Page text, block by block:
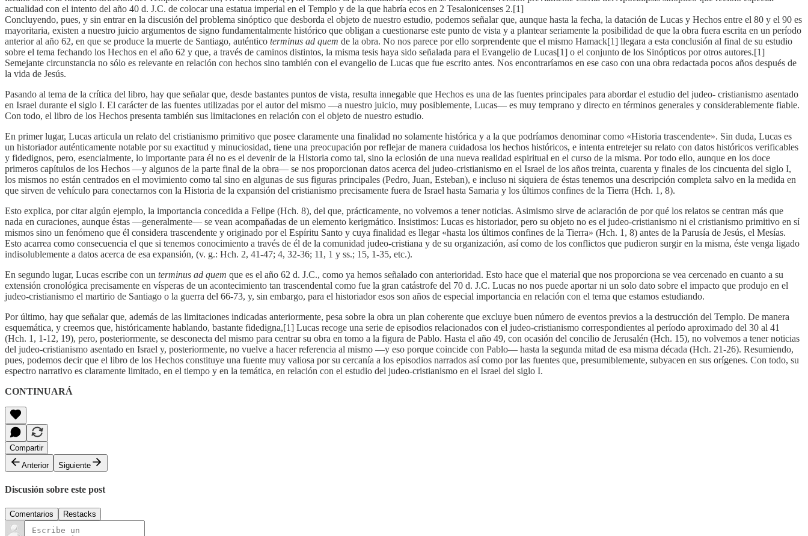
actualidad con el intento del año 40 d. J.C. de colocar una estatua imperial en el Templo y de la que habría ecos en 2 Tesalonicenses 2.[1]
Concluyendo, pues, y sin entrar en la discusión del problema sinóptico que desborda el objeto de nuestro estudio, podemos señalar que, aunque hasta la fecha, la datación de Lucas y Hechos entre el 80 y el 90 es
mayoritaria, existen a nuestro juicio argumentos de signo fundamentalmente histórico que obligan a cuestionarse este punto de vista y a plantear seriamente la posibilidad de que la obra fuera escrita en un período
anterior al año 62, en que se produce la muerte de Santiago, auténtico terminus ad quem de la obra. No nos parece por ello sorprendente que el mismo Hamack[1] llegara a esta conclusión al final de su estudio
sobre el tema fechando los Hechos en el año 62 y que, a través de caminos distintos, la misma tesis haya sido señalada para el Evangelio de Lucas[1] o el conjunto de los Sinópticos por otros autores.[1]
Semejante circunstancia no sólo es relevante en relación con hechos sino también con el evangelio de Lucas que fue escrito antes. Nos encontraríamos en ese caso con una obra redactada pocos años después de
la vida de Jesús.
Pasando al tema de la crítica del libro, hay que señalar que, desde bastantes puntos de vista, resulta innegable que Hechos es una de las fuentes principales para abordar el estudio del judeo- cristianismo asentado
en Israel durante el siglo I. El carácter de las fuentes utilizadas por el autor del mismo —a nuestro juicio, muy posiblemente, Lucas— es muy temprano y directo en términos generales y considerablemente fiable.
Con todo, el libro de los Hechos presenta también sus limitaciones en relación con el objeto de nuestro estudio.
En primer lugar, Lucas articula un relato del cristianismo primitivo que posee claramente una finalidad no solamente histórica y a la que podríamos denominar como «Historia trascendente». Sin duda, Lucas es
un historiador auténticamente notable por su exactitud y minuciosidad, tiene una preocupación por reflejar de manera cuidadosa los hechos históricos, e intenta entretejer su relato con datos históricos verificables
y fidedignos, pero, esencialmente, lo importante para él no es el devenir de la Historia como tal, sino la eclosión de una nueva realidad espiritual en el curso de la misma. Por todo ello, aunque en los doce
primeros capítulos de los Hechos —y algunos de la parte final de la obra— se nos proporcionan datos acerca del judeo-cristianismo en el Israel de los años treinta, cuarenta y finales de los cincuenta del siglo I,
los mismos no están centrados en el movimiento como tal sino en algunas de sus figuras principales (Pedro, Juan, Esteban), e incluso ni siquiera de éstas tenemos una descripción completa salvo en la medida en
que sirven de vehículo para conectarnos con la Historia de la expansión del cristianismo precisamente fuera de Israel hasta Samaria y los últimos confines de la Tierra (Hch. 1, 8).
Esto explica, por citar algún ejemplo, la importancia concedida a Felipe (Hch. 8), del que, prácticamente, no volvemos a tener noticias. Asimismo sirve de aclaración de por qué los relatos se centran más que
nada en curaciones, aunque éstas —generalmente— se vean acompañadas de un elemento kerigmático. Insistimos: Lucas es historiador, pero su objeto no es el judeo-cristianismo ni el cristianismo primitivo en sí
mismos sino un fenómeno que él considera trascendente y originado por el Espíritu Santo y cuya finalidad es llegar «hasta los últimos confines de la Tierra» (Hch. 1, 8) antes de la Parusía de Jesús, el Mesías.
Esto acarrea como consecuencia el que si tenemos conocimiento a través de él de la comunidad judeo-cristiana y de su organización, así como de los conflictos que pudieron surgir en la misma, éste venga ligado
indisolublemente a datos acerca de esa expansión, (v. g.: Hch. 2, 41-47; 4, 32-36; 11, 1 y ss.; 15, 1-35, etc.).
En segundo lugar, Lucas escribe con un terminus ad quem que es el año 62 d. J.C., como ya hemos señalado con anterioridad. Esto hace que el material que nos proporciona se vea cercenado en cuanto a su
extensión cronológica precisamente en vísperas de un acontecimiento tan trascendental como fue la gran catástrofe del 70 d. J.C. Lucas no nos puede aportar ni un solo dato sobre el impacto que produjo en el
judeo-cristianismo el martirio de Santiago o la guerra del 66-73, y, sin embargo, para el historiador esos son años de especial importancia en relación con el tema que estamos estudiando.
Por último, hay que señalar que, además de las limitaciones indicadas anteriormente, pesa sobre la obra un plan coherente que excluye buen número de eventos previos a la destrucción del Templo. De manera
esquemática, y creemos que, históricamente hablando, bastante fidedigna,[1] Lucas recoge una serie de episodios relacionados con el judeo-cristianismo correspondientes al período aproximado del 30 al 41
(Hch. 1, 1-12, 19), pero, posteriormente, se desconecta del mismo para centrar su obra en tomo a la figura de Pablo. Hasta el año 49, con ocasión del concilio de Jerusalén (Hch. 15), no volvemos a tener noticias
del judeo-cristianismo asentado en Israel y, posteriormente, no vuelve a hacer referencia al mismo —y eso porque coincide con Pablo— hasta la segunda mitad de esa misma década (Hch. 21-26). Resumiendo,
pues, podemos decir que el libro de los Hechos constituye una fuente muy valiosa por su cercanía a los episodios narrados así como por las fuentes que, presumiblemente, subyacen en sus orígenes. Con todo, su
espectro narrativo es claramente limitado, en el tiempo y en la temática, en relación con el estudio del judeo-cristianismo en el Israel del siglo I.
CONTINUARÁ
Compartir
Anterior
Siguiente
Discusión sobre este post
Comentarios Restacks